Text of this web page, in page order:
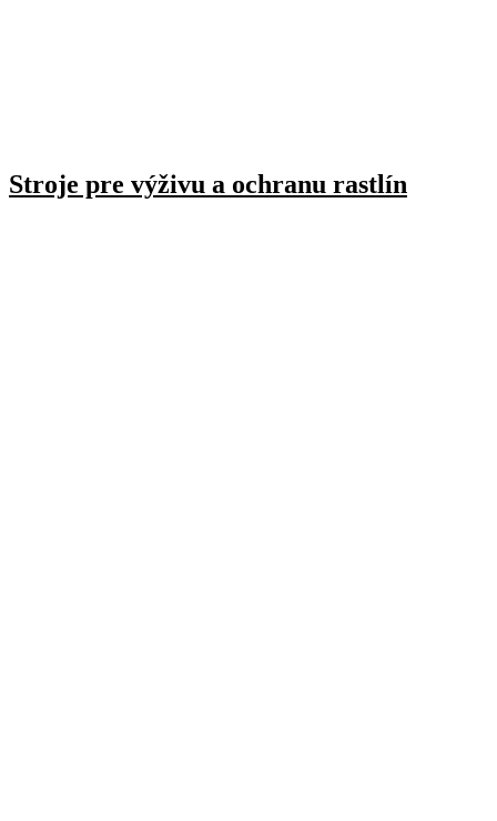
Stroje pre výživu a ochranu rastlín